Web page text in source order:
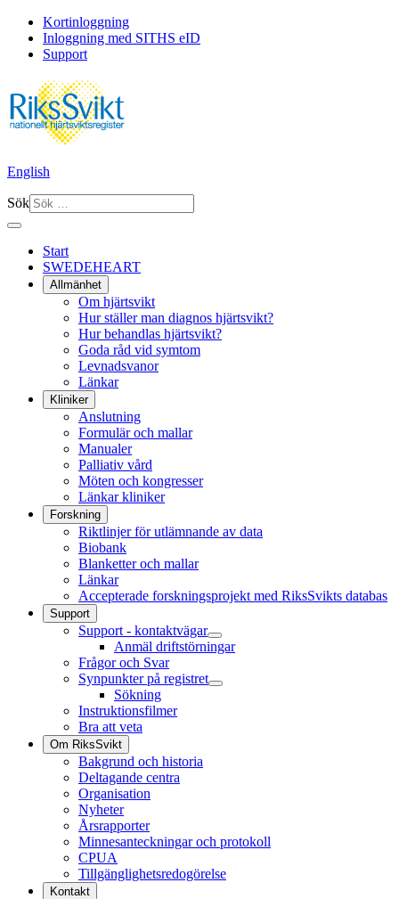
Kortinloggning
Inloggning med SITHS eID
Support
English
Sök
Start
SWEDEHEART
Allmänhet
Om hjärtsvikt
Hur ställer man diagnos hjärtsvikt?
Hur behandlas hjärtsvikt?
Goda råd vid symtom
Levnadsvanor
Länkar
Kliniker
Anslutning
Formulär och mallar
Manualer
Palliativ vård
Möten och kongresser
Länkar kliniker
Forskning
Riktlinjer för utlämnande av data
Biobank
Blanketter och mallar
Länkar
Accepterade forskningsprojekt med RiksSvikts databas
Support
Support - kontaktvägar
Anmäl driftstörningar
Frågor och Svar
Synpunkter på registret
Sökning
Instruktionsfilmer
Bra att veta
Om RiksSvikt
Bakgrund och historia
Deltagande centra
Organisation
Nyheter
Årsrapporter
Minnesanteckningar och protokoll
CPUA
Tillgänglighetsredogörelse
Kontakt